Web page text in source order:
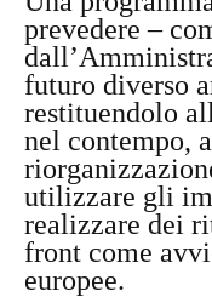
prevedere –
futuro diverso
restituendolo
nel contempo,
utilizzare gli
realizzare dei
front come
europee.